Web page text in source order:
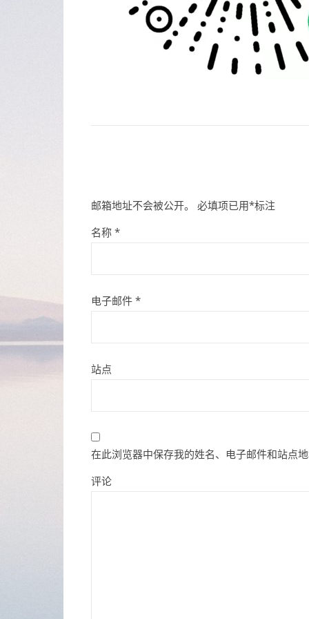
邮箱地址不会被公开。 必填项已用*标注
名称 *
电子邮件 *
站点
在此浏览器中保存我的姓名、电子邮件和站点
评论